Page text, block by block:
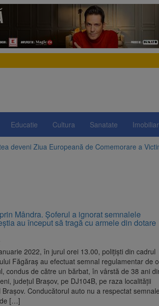
Educatie Cultura Sanatate
deveni Ziua Europeană de Comemorare a
la apelul pentru reducerea consumului de
pentru Iluminat cere reducerea luminii pe
DN1E Brașov – Poiana Brașov după un
de medic specialist. Subiecte unice în
Mândra. Șoferul a ignorat semnalele
au început să tragă cu armele din dotare
2022, în jurul orei 13.00, polițiști din cadrul
Făgăraș au efectuat semnal regulamentar de
condus de către un bărbat, în vârstă de 38 ani
județul Brașov, pe DJ104B, pe raza localității
Conducătorul auto nu a respectat
[…]